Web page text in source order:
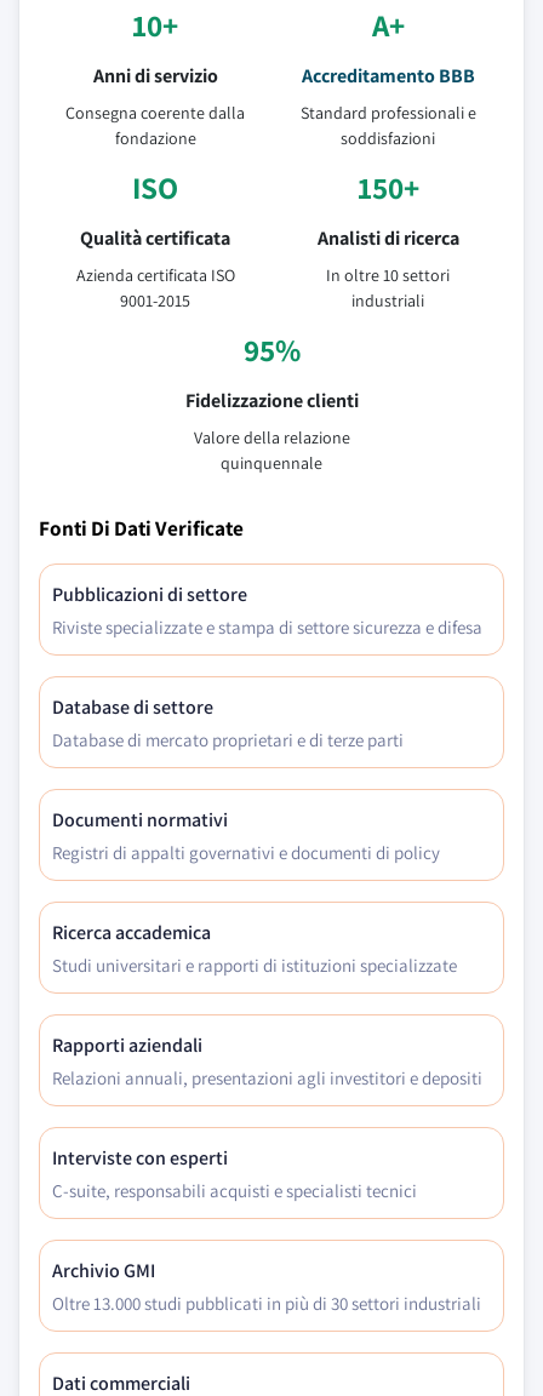
10+
Anni di servizio
Consegna coerente dalla
fondazione
A+
Accreditamento BBB
Standard professionali e
soddisfazioni
ISO
Qualità certificata
Azienda certificata ISO
9001-2015
150+
Analisti di ricerca
In oltre 10 settori
industriali
95%
Fidelizzazione clienti
Valore della relazione
quinquennale
Fonti Di Dati Verificate
Pubblicazioni di settore
Riviste specializzate e stampa di settore sicurezza e difesa
Database di settore
Database di mercato proprietari e di terze parti
Documenti normativi
Registri di appalti governativi e documenti di policy
Ricerca accademica
Studi universitari e rapporti di istituzioni specializzate
Rapporti aziendali
Relazioni annuali, presentazioni agli investitori e depositi
Interviste con esperti
C-suite, responsabili acquisti e specialisti tecnici
Archivio GMI
Oltre 13.000 studi pubblicati in più di 30 settori industriali
Dati commerciali